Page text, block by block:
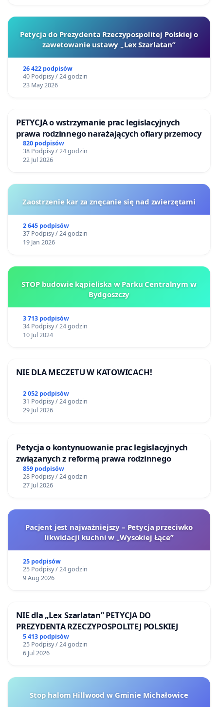
Petycja do Prezydenta Rzeczypospolitej Polskiej o
zawetowanie ustawy „Lex Szarlatan”
26 422 podpisów
40 Podpisy / 24 godzin
23 May 2026
PETYCJA o wstrzymanie prac legislacyjnych
prawa rodzinnego narażających ofiary przemocy
820 podpisów
38 Podpisy / 24 godzin
22 Jul 2026
Zaostrzenie kar za znęcanie się nad zwierzętami
2 645 podpisów
37 Podpisy / 24 godzin
19 Jan 2026
STOP budowie kąpieliska w Parku Centralnym w
Bydgoszczy
3 713 podpisów
34 Podpisy / 24 godzin
10 Jul 2024
NIE DLA MECZETU W KATOWICACH!
2 052 podpisów
31 Podpisy / 24 godzin
29 Jul 2026
Petycja o kontynuowanie prac legislacyjnych
związanych z reformą prawa rodzinnego
859 podpisów
28 Podpisy / 24 godzin
27 Jul 2026
Pacjent jest najważniejszy – Petycja przeciwko
likwidacji kuchni w „Wysokiej Łące”
25 podpisów
25 Podpisy / 24 godzin
9 Aug 2026
NIE dla „Lex Szarlatan” PETYCJA DO
PREZYDENTA RZECZYPOSPOLITEJ POLSKIEJ
5 413 podpisów
25 Podpisy / 24 godzin
6 Jul 2026
Stop halom Hillwood w Gminie Michałowice